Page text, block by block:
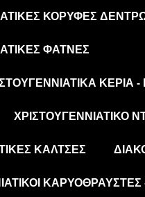
ΚΟΡΥΦΈΣ
ΦΆΤΝΕΣ
ΚΕΡΙΆ
ΧΡΙΣΤΟΥΓΕΝΝΙΆΤΙΚΟ
ΚΆΛΤΣΕΣ